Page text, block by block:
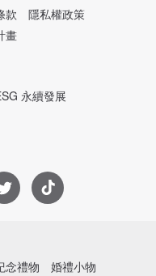
款
隱私權政策
畫
永續發展
念禮物 婚禮小物